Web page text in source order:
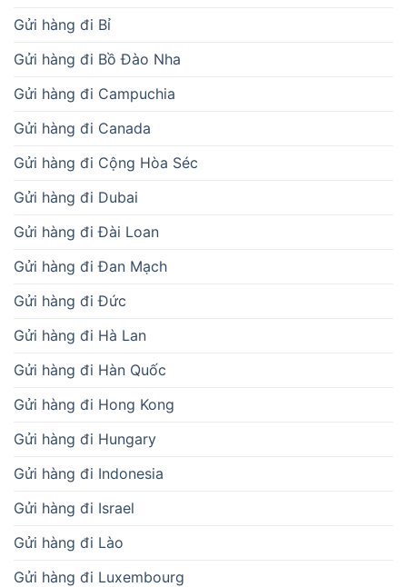
Gửi hàng đi Bỉ
Gửi hàng đi Bồ Đào Nha
Gửi hàng đi Campuchia
Gửi hàng đi Canada
Gửi hàng đi Cộng Hòa Séc
Gửi hàng đi Dubai
Gửi hàng đi Đài Loan
Gửi hàng đi Đan Mạch
Gửi hàng đi Đức
Gửi hàng đi Hà Lan
Gửi hàng đi Hàn Quốc
Gửi hàng đi Hong Kong
Gửi hàng đi Hungary
Gửi hàng đi Indonesia
Gửi hàng đi Israel
Gửi hàng đi Lào
Gửi hàng đi Luxembourg